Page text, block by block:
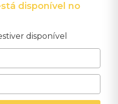
disponível no
disponível